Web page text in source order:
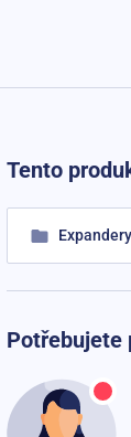
Tento
Expandery
Potřebujete